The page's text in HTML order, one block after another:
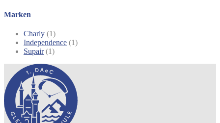
Marken
Charly (1)
Independence (1)
Supair (1)